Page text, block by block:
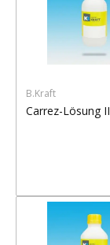
B.Kraft
Carrez-Lösung II